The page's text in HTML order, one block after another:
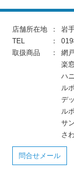
店舗所在地 ：
岩
TEL
：
取扱商品
：
網
楽
ハ
ル
デ
ル
サ
さ
問合せメール